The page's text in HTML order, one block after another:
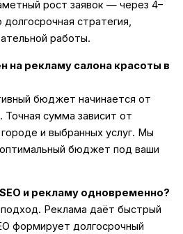
рост заявок — через 4–
стратегия,
работы.
на рекламу салона красоты в
бюджет начинается от
Точная сумма зависит от
и выбранных услуг. Мы
бюджет под ваши
и рекламу одновременно?
Реклама даёт быстрый
формирует долгосрочный